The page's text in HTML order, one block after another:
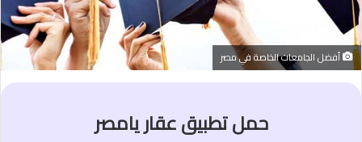
أفضل الجامعات الخاصة في مصر
حمل تطبيق عقار يامصر